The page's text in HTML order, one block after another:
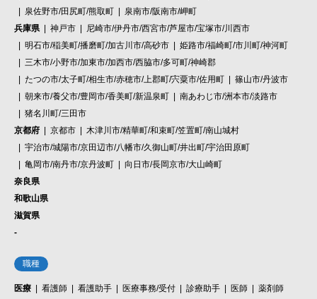
泉佐野市/田尻町/熊取町
泉南市/阪南市/岬町
兵庫県
神戸市
尼崎市/伊丹市/西宮市/芦屋市/宝塚市/川西市
明石市/稲美町/播磨町/加古川市/高砂市
姫路市/福崎町/市川町/神河町
三木市/小野市/加東市/加西市/西脇市/多可町/神崎郡
たつの市/太子町/相生市/赤穂市/上郡町/宍粟市/佐用町
篠山市/丹波市
朝来市/養父市/豊岡市/香美町/新温泉町
南あわじ市/洲本市/淡路市
猪名川町/三田市
京都府
京都市
木津川市/精華町/和束町/笠置町/南山城村
宇治市/城陽市/京田辺市/八幡市/久御山町/井出町/宇治田原町
亀岡市/南丹市/京丹波町
向日市/長岡京市/大山崎町
奈良県
和歌山県
滋賀県
-
職種
医療 看護師 看護助手 医療事務/受付 診療助手 医師
薬剤師